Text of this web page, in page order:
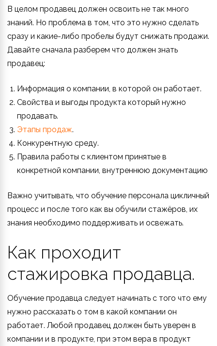
В целом продавец должен освоить не так много
знаний. Но проблема в том, что это нужно сделать
сразу и какие-либо пробелы будут снижать продажи.
Давайте сначала разберем что должен знать
продавец:
Информация о компании, в которой он работает.
Свойства и выгоды продукта который нужно
продавать.
Этапы продаж.
Конкурентную среду.
Правила работы с клиентом принятые в
конкретной компании, внутреннюю документацию
Важно учитывать, что обучение персонала цикличный
процесс и после того как вы обучили стажёров, их
знания необходимо поддерживать и освежать.
Как проходит
стажировка продавца.
Обучение продавца следует начинать с того что ему
нужно рассказать о том в какой компании он
работает. Любой продавец должен быть уверен в
компании и в продукте, при этом вера в продукт